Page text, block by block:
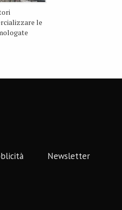
le
Newsletter